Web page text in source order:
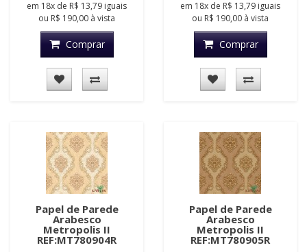
em 18x de R$ 13,79 iguais
ou R$ 190,00 à vista
Comprar
em 18x de R$ 13,79 iguais
ou R$ 190,00 à vista
Comprar
Papel de Parede
Arabesco
Metropolis II
REF:MT780904R
Papel de Parede
Arabesco
Metropolis II
REF:MT780905R